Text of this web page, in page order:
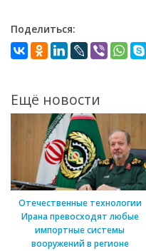
Поделиться:
Ещё новости
Отечественные технологии
Ирана превосходят любые
импортные системы
вооружений в регионе